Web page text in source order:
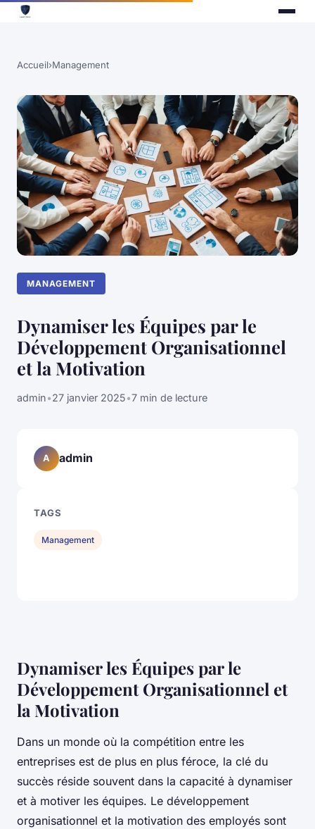
Accueil›Management
MANAGEMENT
Dynamiser les Équipes par le
Développement Organisationnel
et la Motivation
admin•27 janvier 2025•7 min de lecture
Dynamiser les Équipes par le
Développement Organisationnel et
la Motivation
Dans un monde où la compétition entre les
entreprises est de plus en plus féroce, la clé du
succès réside souvent dans la capacité à dynamiser
et à motiver les équipes. Le développement
organisationnel et la motivation des employés sont
A admin
TAGS
Management